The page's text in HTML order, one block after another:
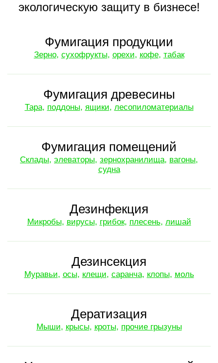
экологическую защиту в бизнесе!
Фумигация продукции
Зерно, сухофрукты, орехи, кофе, табак
Фумигация древесины
Тара, поддоны, ящики, лесопиломатериалы
Фумигация помещений
Склады, элеваторы, зернохранилища, вагоны,
судна
Дезинфекция
Микробы, вирусы, грибок, плесень, лишай
Дезинсекция
Муравьи, осы, клещи, саранча, клопы, моль
Дератизация
Мыши, крысы, кроты, прочие грызуны